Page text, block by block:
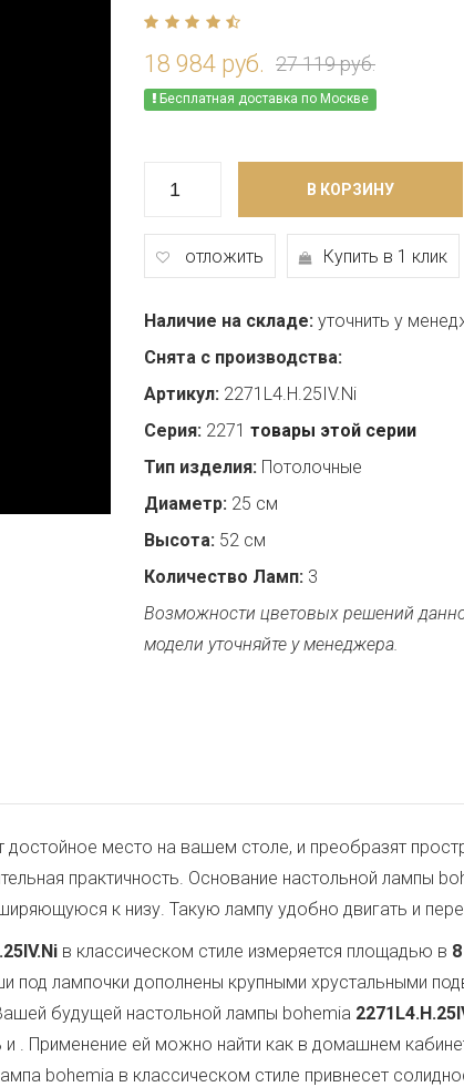
18 984 руб. 27 119 руб.
Бесплатная доставка по Москве
В КОРЗИНУ
отложить Купить в 1 клик
Наличие на складе: уточнить у
Снята с производства:
Артикул: 2271L4.H.25IV.Ni
Серия: 2271 товары этой серии
Тип изделия: Потолочные
Диаметр: 25 см
Высота: 52 см
Количество Ламп: 3
Возможности цветовых решений
модели уточняйте у менеджера.
достойное место на вашем столе, и преобразят
практичность. Основание настольной лампы
к низу. Такую лампу удобно двигать и
в классическом стиле измеряется площадью в
под лампочки дополнены крупными хрустальными
будущей настольной лампы bohemia
и . Применение ей можно найти как в домашнем
bohemia в классическом стиле привнесет